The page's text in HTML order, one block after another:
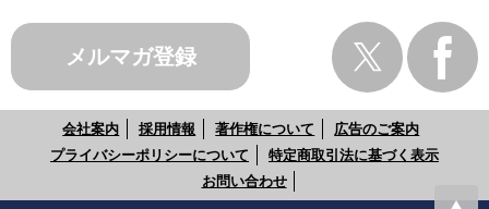
メルマガ登録
会社案内 採用情報 著作権について
広告のご案内
プライバシーポリシーについて
特定商取引法に基づく表示
お問い合わせ